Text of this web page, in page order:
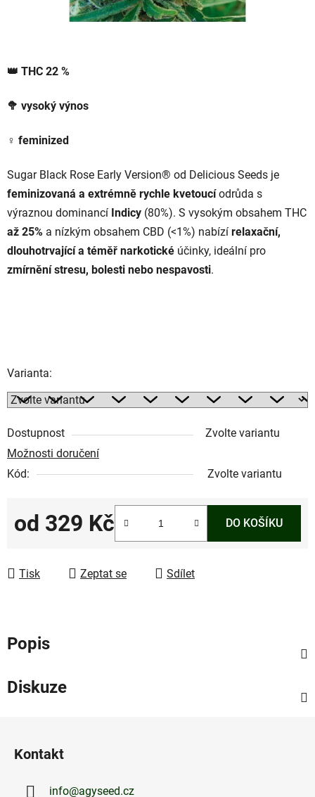
👑 THC 22 %
🥦 vysoký výnos
♀️ feminized
Sugar Black Rose Early Version® od Delicious Seeds je
feminizovaná a extrémně rychle kvetoucíodrůda s
výraznou dominancí Indicy (80%). S vysokým obsahem THC
až 25% a nízkým obsahem CBD (<1%) nabízí relaxační,
dlouhotrvající a téměř narkotické účinky, ideální pro
zmírnění stresu, bolesti nebo nespavosti.
Varianta:
Dostupnost
Zvolte variantu
Možnosti doručení
Kód:
Zvolte variantu
od 329 Kč DO KOŠÍKU
Tisk Zeptat se Sdílet
Popis
Diskuze
Kontakt
info@agyseed.cz